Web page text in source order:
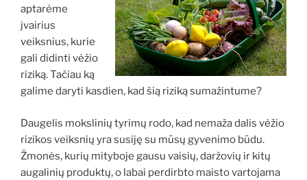
aptarėme
įvairius
veiksnius, kurie
gali didinti vėžio
riziką. Tačiau ką
galime daryti kasdien, kad šią riziką sumažintume?
Daugelis mokslinių tyrimų rodo, kad nemaža dalis vėžio
rizikos veiksnių yra susiję su mūsų gyvenimo būdu.
Žmonės, kurių mityboje gausu vaisių, daržovių ir kitų
augalinių produktų, o labai perdirbto maisto vartojama